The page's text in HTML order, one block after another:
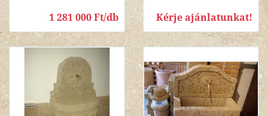
1 281 000 Ft/db Kérje ajánlatunkat!